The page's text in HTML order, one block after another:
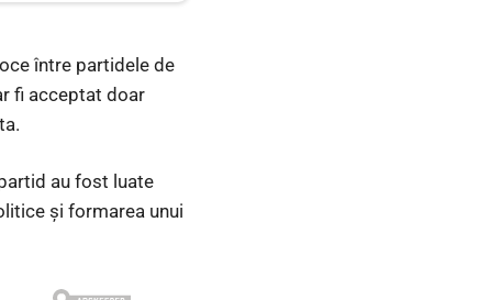
între partidele de
fi acceptat doar
au fost luate
și formarea unui